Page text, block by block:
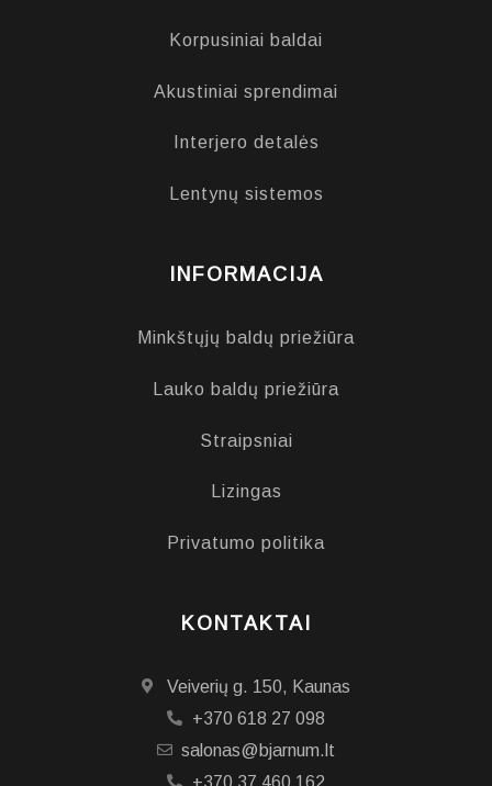
Korpusiniai baldai
Akustiniai sprendimai
Interjero detalės
Lentynų sistemos
INFORMACIJA
Minkštųjų baldų priežiūra
Lauko baldų priežiūra
Straipsniai
Lizingas
Privatumo politika
KONTAKTAI
Veiverių g. 150, Kaunas
+370 618 27 098
salonas@bjarnum.lt